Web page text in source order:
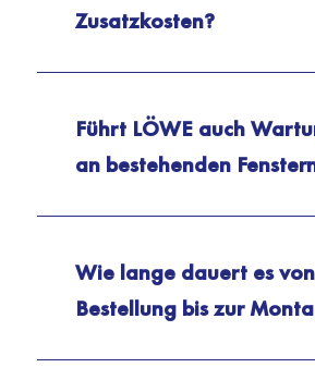
Zusatzkosten?
Führt LÖWE auch
an bestehenden
Wie lange dauert es
Bestellung bis zur